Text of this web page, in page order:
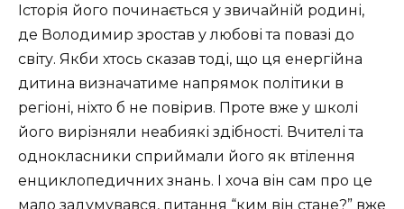
Історія його починається у звичайній родині,
де Володимир зростав у любові та повазі до
світу. Якби хтось сказав тоді, що ця енергійна
дитина визначатиме напрямок політики в
регіоні, ніхто б не повірив. Проте вже у школі
його вирізняли неабиякі здібності. Вчителі та
однокласники сприймали його як втілення
енциклопедичних знань. І хоча він сам про це
мало задумувався, питання “ким він стане?” вже